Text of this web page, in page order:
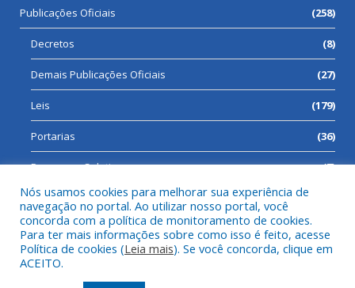
Publicações Oficiais (258)
Decretos (8)
Demais Publicações Oficiais (27)
Leis (179)
Portarias (36)
Processos Seletivos (7)
Todos os direitos reservados a Prefeitura Municipal de Cumaru
do Norte.
Nós usamos cookies para melhorar sua experiência de
navegação no portal. Ao utilizar nosso portal, você
concorda com a política de monitoramento de cookies.
Para ter mais informações sobre como isso é feito, acesse
Política de cookies (Leia mais). Se você concorda, clique em
ACEITO.